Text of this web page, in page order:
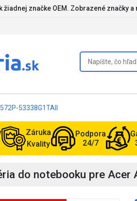
značke OEM. Zobrazené
53338G1TAII
Záruka
Kvality
Podpora
24/7
do notebooku pre Acer